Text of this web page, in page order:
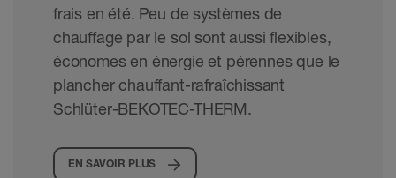
frais en été. Peu de systèmes de
chauffage par le sol sont aussi flexibles,
économes en énergie et pérennes que le
plancher chauffant-rafraîchissant
Schlüter-BEKOTEC-THERM.
EN SAVOIR PLUS